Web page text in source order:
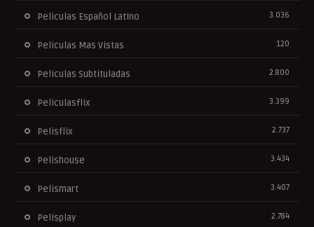
Peliculas Español Latino 3.036
Peliculas Mas Vistas 120
Peliculas Subtituladas 2.800
Peliculasflix 3.399
Pelisflix 2.737
Pelishouse 3.434
Pelismart 3.407
Pelisplay 2.784